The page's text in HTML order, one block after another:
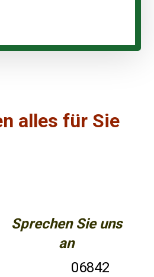
alles für Sie
Sprechen Sie uns
an
06842